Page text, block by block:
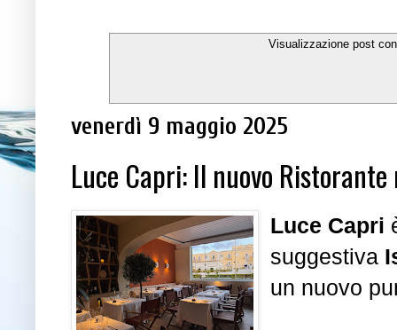
Visualizzazione post
venerdì 9 maggio 2025
Luce Capri: Il nuovo
Luce Capri
suggestiva
un nuovo